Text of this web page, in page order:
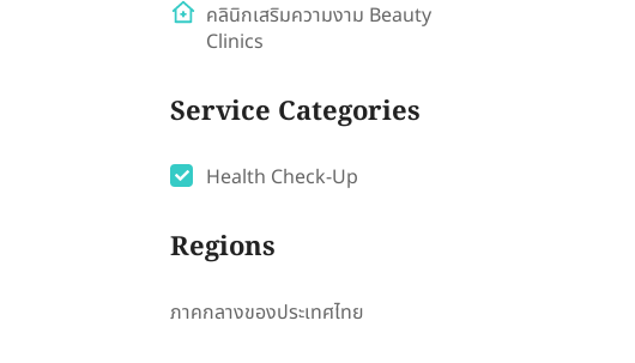
คลินิกเสริมความงาม Beauty
Clinics
Service Categories
Health Check-Up
Regions
ภาคกลางของประเทศไทย